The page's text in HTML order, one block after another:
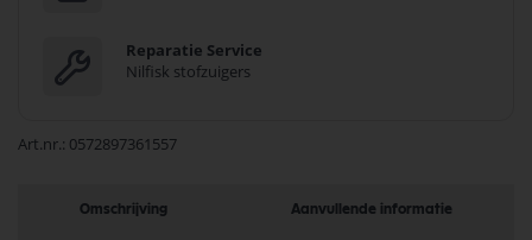
Reparatie Service
Nilfisk stofzuigers
Art.nr. 0572897361557
Omschrijving Aanvullende informatie